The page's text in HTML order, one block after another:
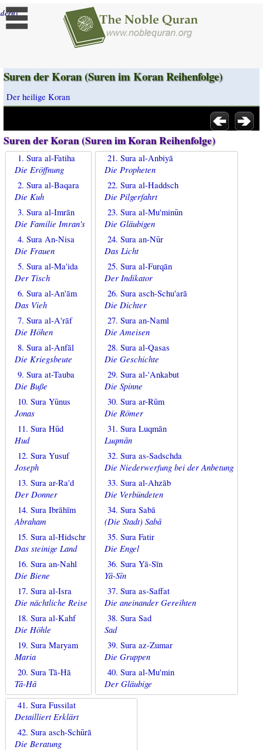
]
Suren der Koran (Suren im Koran Reihenfolge)
Der heilige Koran
Suren der Koran (Suren im Koran Reihenfolge)
1. Sura al-Fatiha
Die Eröffnung
2. Sura al-Baqara
Die Kuh
3. Sura al-Imrān
Die Familie Imran's
4. Sura An-Nisa
Die Frauen
5. Sura al-Ma'ida
Der Tisch
6. Sura al-An'ām
Das Vieh
7. Sura al-A'rāf
Die Höhen
8. Sura al-Anfāl
Die Kriegsbeute
9. Sura at-Tauba
Die Buße
10. Sura Yūnus
Jonas
11. Sura Hūd
Hud
12. Sura Yusuf
Joseph
13. Sura ar-Ra'd
Der Donner
14. Sura Ibrāhīm
Abraham
15. Sura al-Hidschr
Das steinige Land
16. Sura an-Nahl
Die Biene
17. Sura al-Isra
Die nächtliche Reise
18. Sura al-Kahf
Die Höhle
19. Sura Maryam
Maria
20. Sura Tā-Hā
Tā-Hā
21. Sura al-Anbiyā
Die Propheten
22. Sura al-Haddsch
Die Pilgerfahrt
23. Sura al-Mu'minūn
Die Gläubigen
24. Sura an-Nūr
Das Licht
25. Sura al-Furqān
Der Indikator
26. Sura asch-Schu'arā
Die Dichter
27. Sura an-Naml
Die Ameisen
28. Sura al-Qasas
Die Geschichte
29. Sura al-'Ankabut
Die Spinne
30. Sura ar-Rūm
Die Römer
31. Sura Luqmān
Luqmān
32. Sura as-Sadschda
Die Niederwerfung bei der Anbetung
33. Sura al-Ahzāb
Die Verbündeten
34. Sura Sabā
(Die Stadt) Sabā
35. Sura Fatir
Die Engel
36. Sura Yā-Sīn
Yā-Sīn
37. Sura as-Saffat
Die aneinander Gereihten
38. Sura Sad
Sad
39. Sura az-Zumar
Die Gruppen
40. Sura al-Mu'min
Der Gläubige
41. Sura Fussilat
Detailliert Erklärt
42. Sura asch-Schūrā
Die Beratung